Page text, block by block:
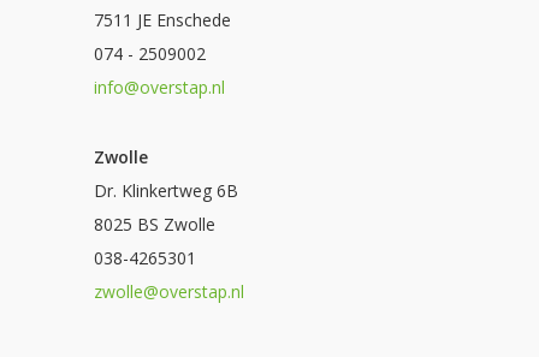
7511 JE Enschede
074 - 2509002
info@overstap.nl
Zwolle
Dr. Klinkertweg 6B
8025 BS Zwolle
038-4265301
zwolle@overstap.nl